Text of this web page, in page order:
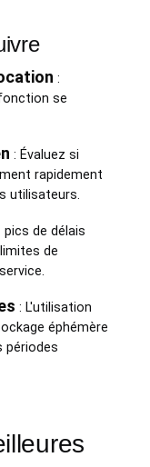
:
se
: Évaluez si
rapidement
utilisateurs.
de délais
de
: L'utilisation
éphémère
périodes